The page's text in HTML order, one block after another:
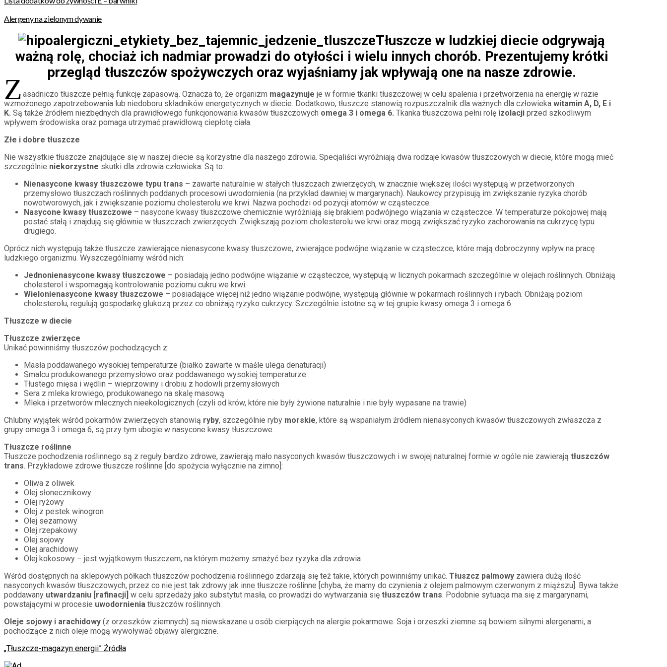
Alergeny na zielonym dywanie
Tłuszcze w ludzkiej diecie odgrywają
ważną rolę, chociaż ich nadmiar prowadzi do otyłości i wielu innych chorób. Prezentujemy krótki
przegląd tłuszczów spożywczych oraz wyjaśniamy jak wpływają one na nasze zdrowie.
Z asadniczo tłuszcze pełnią funkcję zapasową. Oznacza to, że organizm magazynuje je w formie tkanki tłuszczowej w celu spalenia i przetworzenia na energię w razie
wzmożonego zapotrzebowania lub niedoboru składników energetycznych w diecie. Dodatkowo, tłuszcze stanowią rozpuszczalnik dla ważnych dla człowieka witamin A, D, E i
K. Są także źródłem niezbędnych dla prawidłowego funkcjonowania kwasów tłuszczowych omega 3 i omega 6. Tkanka tłuszczowa pełni rolę izolacji przed szkodliwym
wpływem środowiska oraz pomaga utrzymać prawidłową ciepłotę ciała.
Złe i dobre tłuszcze
Nie wszystkie tłuszcze znajdujące się w naszej diecie są korzystne dla naszego zdrowia. Specjaliści wyróżniają dwa rodzaje kwasów tłuszczowych w diecie, które mogą mieć
szczególnie niekorzystne skutki dla zdrowia człowieka. Są to:
Nienasycone kwasy tłuszczowe typu trans – zawarte naturalnie w stałych tłuszczach zwierzęcych, w znacznie większej ilości występują w przetworzonych
przemysłowo tłuszczach roślinnych poddanych procesowi uwodornienia (na przykład dawniej w margarynach). Naukowcy przypisują im zwiększanie ryzyka chorób
nowotworowych, jak i zwiększanie poziomu cholesterolu we krwi. Nazwa pochodzi od pozycji atomów w cząsteczce.
Nasycone kwasy tłuszczowe – nasycone kwasy tłuszczowe chemicznie wyróżniają się brakiem podwójnego wiązania w cząsteczce. W temperaturze pokojowej mają
postać stałą i znajdują się głównie w tłuszczach zwierzęcych. Zwiększają poziom cholesterolu we krwi oraz mogą zwiększać ryzyko zachorowania na cukrzycę typu
drugiego.
Oprócz nich występują także tłuszcze zawierające nienasycone kwasy tłuszczowe, zwierające podwójne wiązanie w cząsteczce, które mają dobroczynny wpływ na pracę
ludzkiego organizmu. Wyszczególniamy wśród nich:
Jednonienasycone kwasy tłuszczowe – posiadają jedno podwójne wiązanie w cząsteczce, występują w licznych pokarmach szczególnie w olejach roślinnych. Obniżają
cholesterol i wspomagają kontrolowanie poziomu cukru we krwi.
Wielonienasycone kwasy tłuszczowe – posiadające więcej niż jedno wiązanie podwójne, występują głównie w pokarmach roślinnych i rybach. Obniżają poziom
cholesterolu, regulują gospodarkę glukozą przez co obniżają ryzyko cukrzycy. Szczególnie istotne są w tej grupie kwasy omega 3 i omega 6.
Tłuszcze w diecie
Tłuszcze zwierzęce
Unikać powinniśmy tłuszczów pochodzących z:
Masła poddawanego wysokiej temperaturze (białko zawarte w maśle ulega denaturacji)
Smalcu produkowanego przemysłowo oraz poddawanego wysokiej temperaturze
Tłustego mięsa i wędlin – wieprzowiny i drobiu z hodowli przemysłowych
Sera z mleka krowiego, produkowanego na skalę masową
Mleka i przetworów mlecznych nieekologicznych (czyli od krów, które nie były żywione naturalnie i nie były wypasane na trawie)
Chlubny wyjątek wśród pokarmów zwierzęcych stanowią ryby, szczególnie ryby morskie, które są wspaniałym źródłem nienasyconych kwasów tłuszczowych zwłaszcza z
grupy omega 3 i omega 6, są przy tym ubogie w nasycone kwasy tłuszczowe.
Tłuszcze roślinne
Tłuszcze pochodzenia roślinnego są z reguły bardzo zdrowe, zawierają mało nasyconych kwasów tłuszczowych i w swojej naturalnej formie w ogóle nie zawierają tłuszczów
trans. Przykładowe zdrowe tłuszcze roślinne [do spożycia wyłącznie na zimno]:
Oliwa z oliwek
Olej słonecznikowy
Olej ryżowy
Olej z pestek winogron
Olej sezamowy
Olej rzepakowy
Olej sojowy
Olej arachidowy
Olej kokosowy – jest wyjątkowym tłuszczem, na którym możemy smażyć bez ryzyka dla zdrowia
Wśród dostępnych na sklepowych półkach tłuszczów pochodzenia roślinnego zdarzają się też takie, których powinniśmy unikać. Tłuszcz palmowy zawiera dużą ilość
nasyconych kwasów tłuszczowych, przez co nie jest tak zdrowy jak inne tłuszcze roślinne [chyba, że mamy do czynienia z olejem palmowym czerwonym z miąższu]. Bywa także
poddawany utwardzaniu [rafinacji] w celu sprzedaży jako substytut masła, co prowadzi do wytwarzania się tłuszczów trans. Podobnie sytuacja ma się z margarynami,
powstającymi w procesie uwodornienia tłuszczów roślinnych.
Oleje sojowy i arachidowy (z orzeszków ziemnych) są niewskazane u osób cierpiących na alergie pokarmowe. Soja i orzeszki ziemne są bowiem silnymi alergenami, a
pochodzące z nich oleje mogą wywoływać objawy alergiczne.
„Tłuszcze-magazyn energii” Źródła